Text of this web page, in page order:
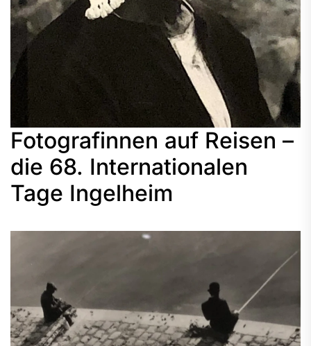
Fotografinnen auf Reisen –
die 68. Internationalen
Tage Ingelheim